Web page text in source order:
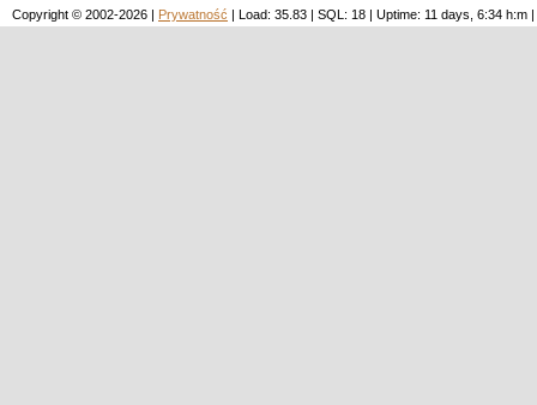
Copyright © 2002-2026 | Prywatność | Load: 35.83 | SQL: 18 | Uptime: 11 days, 6:34